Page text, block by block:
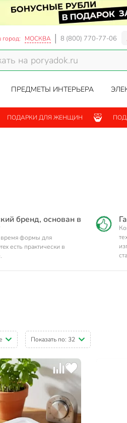
город: МОСКВА 8 (800) 770-77-06
ПРЕДМЕТЫ ИНТЕРЬЕРА
ПОДАРКИ ДЛЯ ЖЕНЩИН
бренд, основан в
время формы для
есть практически в
Показать по: 32